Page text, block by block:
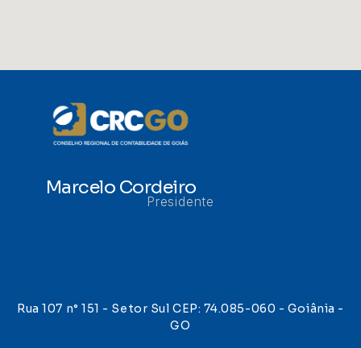
Marcelo Cordeiro
Presidente
Rua 107 n° 151 - Setor Sul CEP: 74.085-060 - Goiânia -
GO